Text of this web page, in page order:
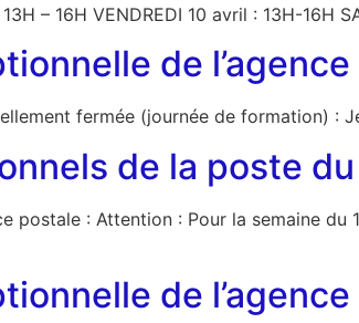
– 16H VENDREDI 10 avril : 13H-16H
de
fermée (journée de formation) :
de la poste
postale : Attention : Pour la semaine
de